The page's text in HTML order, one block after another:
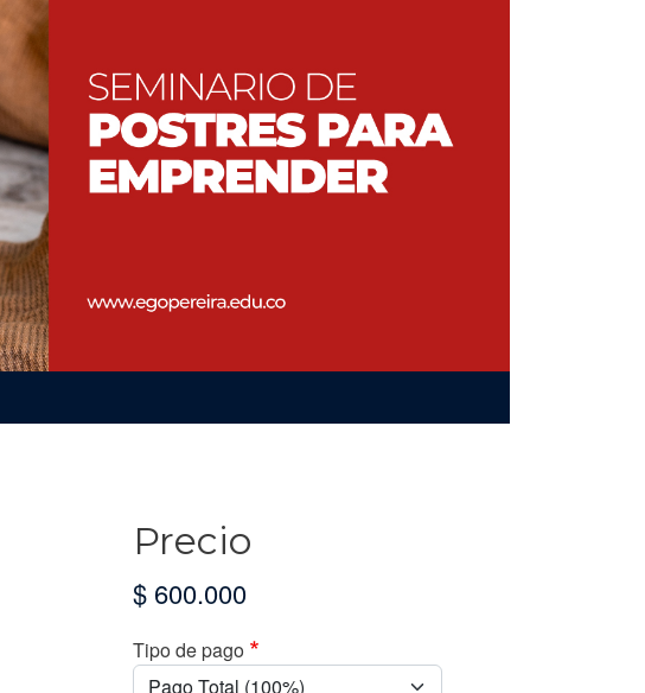
Precio
$ 600.000
Tipo de pago